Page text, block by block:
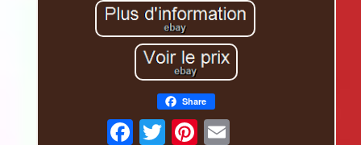
Share